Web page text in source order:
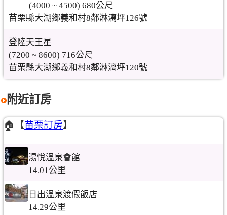
(4000 ~ 4500) 680公尺
苗栗縣大湖鄉義和村8鄰淋漓坪126號
登陸天王星
(7200 ~ 8600) 716公尺
苗栗縣大湖鄉義和村8鄰淋漓坪120號
附近訂房
🏠【苗栗訂房】
湯悅溫泉會館
14.01公里
日出溫泉渡假飯店
14.29公里